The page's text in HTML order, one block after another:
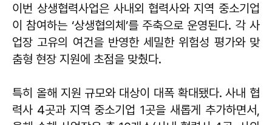
이번 상생협력사업은 사내외 협력사와 지역 중소기업
이 참여하는 ‘상생협의체’를 주축으로 운영된다. 각 사
업장 고유의 여건을 반영한 세밀한 위험성 평가와 맞
춤형 현장 지원에 초점을 맞췄다.
특히 올해 지원 규모와 대상이 대폭 확대됐다. 사내 협
력사 4곳과 지역 중소기업 1곳을 새롭게 추가하면서,